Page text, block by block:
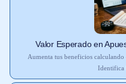
Valor Esperado en
Aumenta tus beneficios
Identifica